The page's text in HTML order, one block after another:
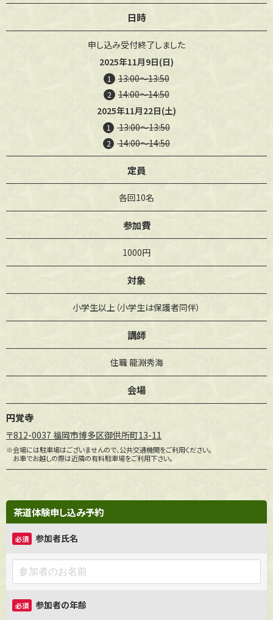
日時
申し込み受付終了しました
2025年11月9日(日)
1 13:00〜13:50
2
14:00〜14:50
2025年11月22日(土)
1 13:00〜13:50
2 14:00〜14:50
定員
各回10名
参加費
1000円
対象
小学生以上（小学生は保護者同伴）
講師
住職 龍淵秀海
会場
円覚寺
〒812-0037 福岡市博多区御供所町13-11
※会場には駐車場はございませんので、公共交通機関をご利用ください。
お車でお越しの際は近隣の有料駐車場をご利用下さい。
茶道体験申し込み予約
必須 参加者氏名
必須 参加者の年齢